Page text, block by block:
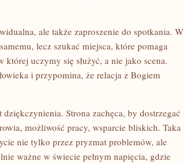
ale także zaproszenie do spotkania. W
lecz szukać miejsca, które pomaga
uczymy się służyć, a nie jako scena.
i przypomina, że relacja z Bogiem
Strona zachęca, by dostrzegać
możliwość pracy, wsparcie bliskich. Taka
nie tylko przez pryzmat problemów, ale
ważne w świecie pełnym napięcia, gdzie